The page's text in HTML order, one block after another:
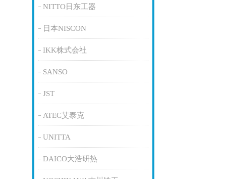
NITTO日东工器
日本NISCON
IKK株式会社
SANSO
JST
ATEC艾泰克
UNITTA
DAICO大浩研热